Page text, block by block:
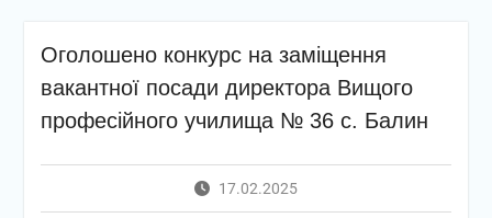
Оголошено конкурс на заміщення
вакантної посади директора Вищого
професійного училища № 36 с. Балин
17.02.2025